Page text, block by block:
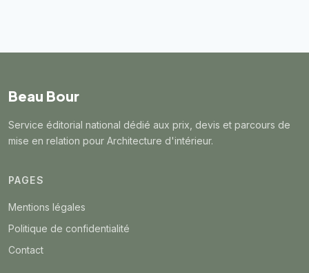
Beau Bour
Service éditorial national dédié aux prix, devis et parcours de
mise en relation pour Architecture d'intérieur.
PAGES
Mentions légales
Politique de confidentialité
Contact